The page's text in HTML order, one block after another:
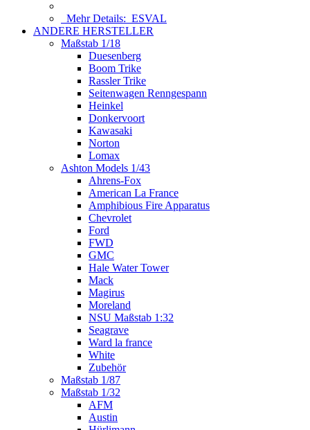
Mehr Details: ESVAL
ANDERE HERSTELLER
Maßstab 1/18
Duesenberg
Boom Trike
Rassler Trike
Seitenwagen Renngespann
Heinkel
Donkervoort
Kawasaki
Norton
Lomax
Ashton Models 1/43
Ahrens-Fox
American La France
Amphibious Fire Apparatus
Chevrolet
Ford
FWD
GMC
Hale Water Tower
Mack
Magirus
Moreland
NSU Maßstab 1:32
Seagrave
Ward la france
White
Zubehör
Maßstab 1/87
Maßstab 1/32
AFM
Austin